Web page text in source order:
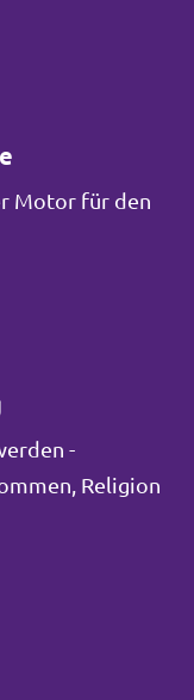
Motor für den
-
Religion